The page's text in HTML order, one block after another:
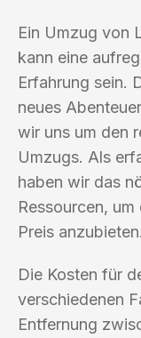
Ein Umzug von
kann eine
Erfahrung sein.
neues
wir uns um den
Umzugs. Als
haben wir das
Ressourcen,
Preis anzubieten.
Die Kosten für
verschiedenen
Entfernung